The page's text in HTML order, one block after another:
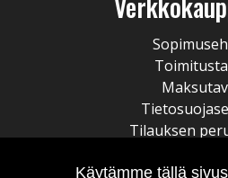
Tilauksen
Käytämme tällä